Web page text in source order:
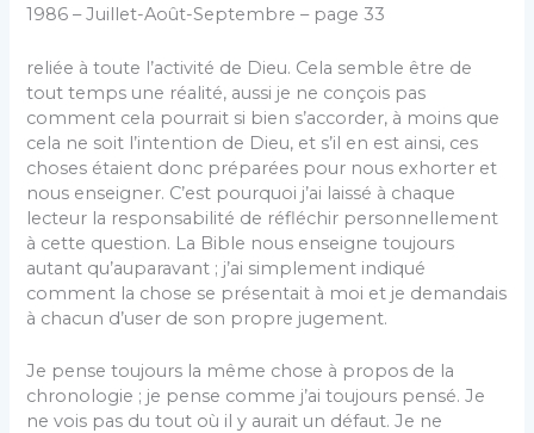
1986 – Juillet-Août-Septembre – page 33
reliée à toute l’activité de Dieu. Cela semble être de
tout temps une réalité, aussi je ne conçois pas
comment cela pourrait si bien s’accorder, à moins que
cela ne soit l’intention de Dieu, et s’il en est ainsi, ces
choses étaient donc préparées pour nous exhorter et
nous enseigner. C’est pourquoi j’ai laissé à chaque
lecteur la responsabilité de réfléchir personnellement
à cette question. La Bible nous enseigne toujours
autant qu’auparavant ; j’ai simplement indiqué
comment la chose se présentait à moi et je demandais
à chacun d’user de son propre jugement.
Je pense toujours la même chose à propos de la
chronologie ; je pense comme j’ai toujours pensé. Je
ne vois pas du tout où il y aurait un défaut. Je ne